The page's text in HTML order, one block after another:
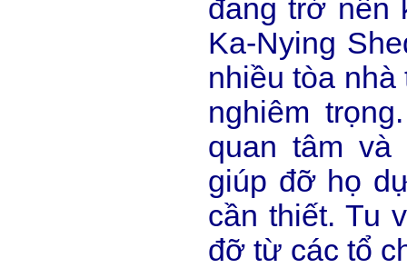
đang trở nên
Ka-Nying
nhiều tòa
nghiêm
quan tâm
giúp đỡ họ
cần thiết. Tu
đỡ từ các tổ